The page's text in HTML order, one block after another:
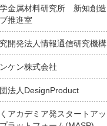
金属材料研究所 新知創造
推進室
開発法人情報通信研究機構
ケン株式会社
法人DesignProduct
アカデミア発スタートアッ